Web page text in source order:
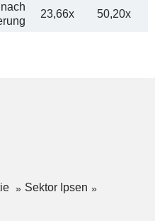
23,66x 50,20x
Sektor Ipsen